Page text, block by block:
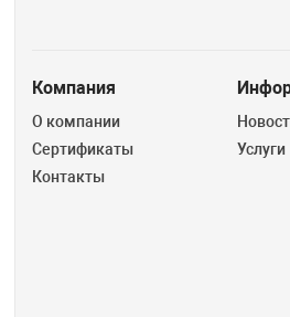
Производственная мебель
Компания
О компании
Сертификаты
Контакты
Услуги